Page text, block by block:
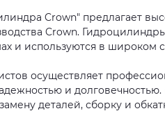
Crown" предлагает
Crown.
и используются в
осуществляет
и
деталей, сборку и